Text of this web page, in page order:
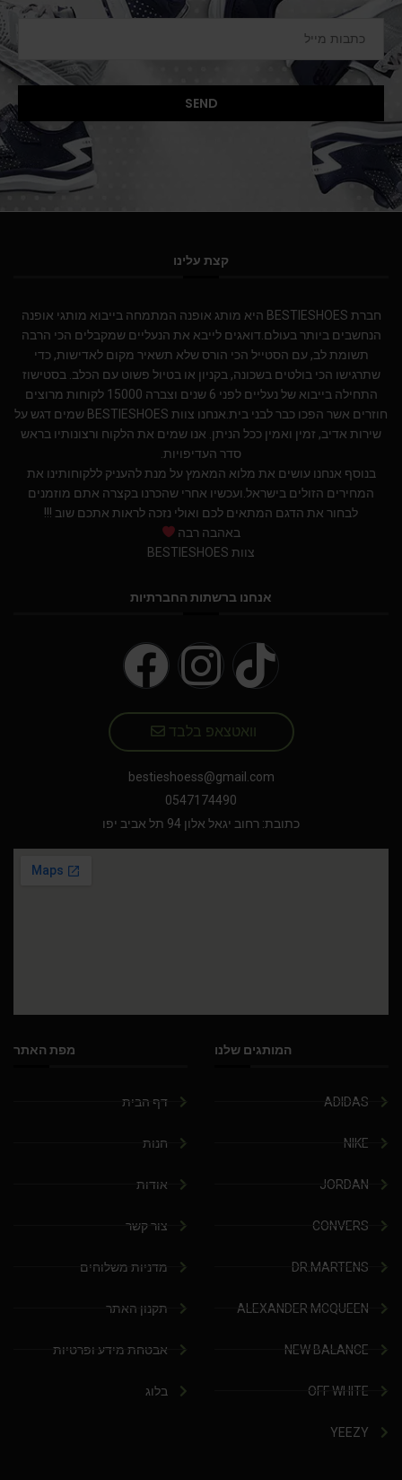
קצת עלינו
חברת BESTIESHOES היא מותג אופנה המתמחה בייבוא מותגי אופנה
הנחשבים ביותר בעולם.דואגים לייבא את הנעליים שמקבלים הכי הרבה
תשומת לב, עם הסטייל הכי הורס שלא תשאיר מקום לאדישות, כדי
שתרגישו הכי בולטים בשכונה, בקניון או בטיול פשוט עם הכלב. בסטישוז
התחילה בייבוא של נעליים לפני 6 שנים וצברה 15000 לקוחות מרוצים
חוזרים אשר הפכו כבר לבני בית.אנחנו צוות BESTIESHOES שמים דגש על
שירות אדיב, זמין ואמין ככל הניתן. אנו שמים את הלקוח ורצונותיו בראש
סדר העדיפויות.
בנוסף אנחנו עושים את מלוא המאמץ על מנת להעניק ללקוחותינו את
המחירים הזולים בישראל.ועכשיו אחרי שהכרנו בקצרה אתם מוזמנים
לבחור את הדגם המתאים לכם ואולי נזכה לראות אתכם שוב !!!
באהבה רבה
צוות BESTIESHOES
אנחנו ברשתות החברתיות
וואטצאפ בלבד
bestieshoess@gmail.com
0547174490
כתובת: רחוב יגאל אלון 94 תל אביב יפו
המותגים שלנו
ADIDAS
NIKE
JORDAN
CONVERS
DR.MARTENS
ALEXANDER MCQUEEN
NEW BALANCE
OFF WHITE
YEEZY
מפת האתר
דף הבית
חנות
אודות
צור קשר
מדניות משלוחים
תקנון האתר
אבטחת מידע ופרטיות
בלוג